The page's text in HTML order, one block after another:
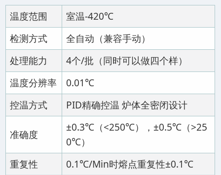
温度范围
室温-420℃
检测方式
全自动（兼容手动）
处理能力
4个/批（同时可以做四个样）
温度分辨率
0.01℃
控温方式
PID精确控温 炉体全密闭设计
准确度
±0.3℃（<250℃），±0.5℃（>25
0℃）
重复性
0.1℃/Min时熔点重复性±0.1℃